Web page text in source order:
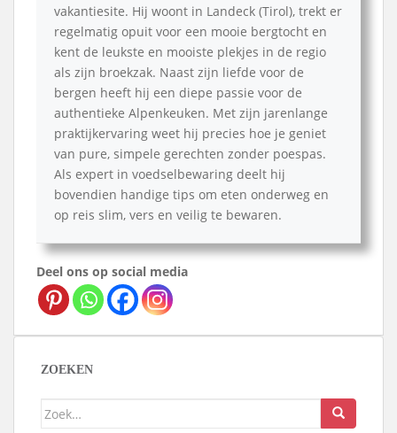
vakantiesite. Hij woont in Landeck (Tirol), trekt er
regelmatig opuit voor een mooie bergtocht en
kent de leukste en mooiste plekjes in de regio
als zijn broekzak. Naast zijn liefde voor de
bergen heeft hij een diepe passie voor de
authentieke Alpenkeuken. Met zijn jarenlange
praktijkervaring weet hij precies hoe je geniet
van pure, simpele gerechten zonder poespas.
Als expert in voedselbewaring deelt hij
bovendien handige tips om eten onderweg en
op reis slim, vers en veilig te bewaren.
Deel ons op social media
ZOEKEN
Zoek